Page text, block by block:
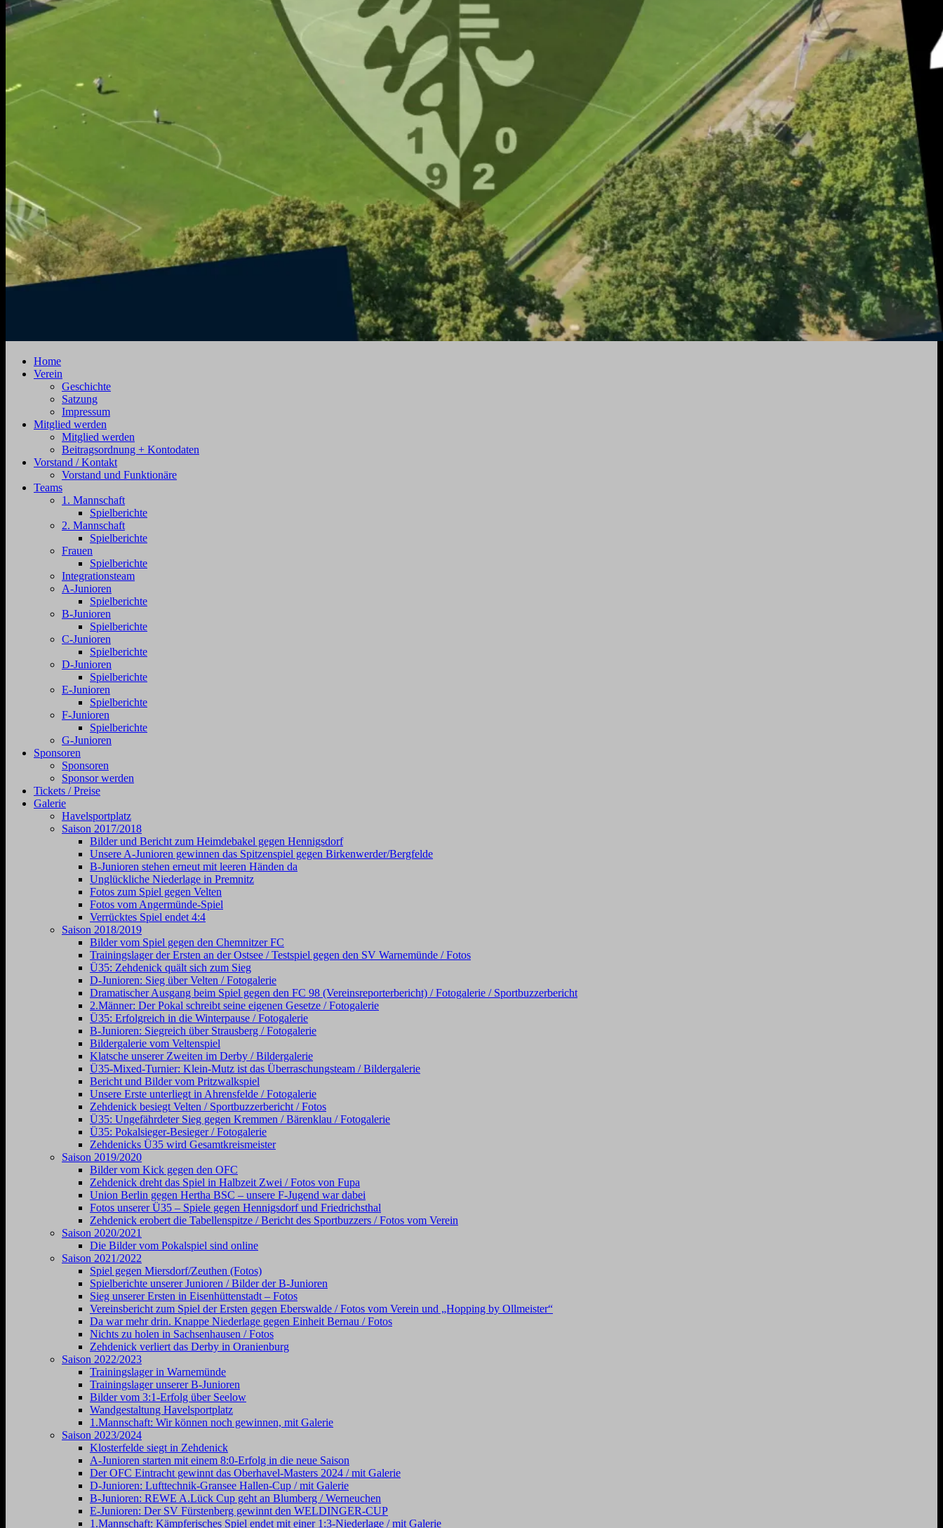
Zehdenick
Jahnstraße
Zehdenick
Home
Verein
Geschichte
Satzung
Impressum
Mitglied werden
Mitglied werden
Beitragsordnung + Kontodaten
Vorstand / Kontakt
Vorstand und Funktionäre
Teams
1. Mannschaft
Spielberichte
2. Mannschaft
Spielberichte
Frauen
Spielberichte
Integrationsteam
A-Junioren
Spielberichte
B-Junioren
Spielberichte
C-Junioren
Spielberichte
D-Junioren
Spielberichte
E-Junioren
Spielberichte
F-Junioren
Spielberichte
G-Junioren
Sponsoren
Sponsoren
Sponsor werden
Tickets / Preise
Galerie
Havelsportplatz
Saison 2017/2018
Bilder und Bericht zum Heimdebakel gegen Hennigsdorf
Unsere A-Junioren gewinnen das Spitzenspiel gegen Birkenwerder/Bergfelde
B-Junioren stehen erneut mit leeren Händen da
Unglückliche Niederlage in Premnitz
Fotos zum Spiel gegen Velten
Fotos vom Angermünde-Spiel
Verrücktes Spiel endet 4:4
Saison 2018/2019
Bilder vom Spiel gegen den Chemnitzer FC
Trainingslager der Ersten an der Ostsee / Testspiel gegen den SV Warnemünde / Fotos
Ü35: Zehdenick quält sich zum Sieg
D-Junioren: Sieg über Velten / Fotogalerie
Dramatischer Ausgang beim Spiel gegen den FC 98 (Vereinsreporterbericht) / Fotogalerie / Sportbuzzerbericht
2.Männer: Der Pokal schreibt seine eigenen Gesetze / Fotogalerie
Ü35: Erfolgreich in die Winterpause / Fotogalerie
B-Junioren: Siegreich über Strausberg / Fotogalerie
Bildergalerie vom Veltenspiel
Klatsche unserer Zweiten im Derby / Bildergalerie
Ü35-Mixed-Turnier: Klein-Mutz ist das Überraschungsteam / Bildergalerie
Bericht und Bilder vom Pritzwalkspiel
Unsere Erste unterliegt in Ahrensfelde / Fotogalerie
Zehdenick besiegt Velten / Sportbuzzerbericht / Fotos
Ü35: Ungefährdeter Sieg gegen Kremmen / Bärenklau / Fotogalerie
Ü35: Pokalsieger-Besieger / Fotogalerie
Zehdenicks Ü35 wird Gesamtkreismeister
Saison 2019/2020
Bilder vom Kick gegen den OFC
Zehdenick dreht das Spiel in Halbzeit Zwei / Fotos von Fupa
Union Berlin gegen Hertha BSC – unsere F-Jugend war dabei
Fotos unserer Ü35 – Spiele gegen Hennigsdorf und Friedrichsthal
Zehdenick erobert die Tabellenspitze / Bericht des Sportbuzzers / Fotos vom Verein
Saison 2020/2021
Die Bilder vom Pokalspiel sind online
Saison 2021/2022
Spiel gegen Miersdorf/Zeuthen (Fotos)
Spielberichte unserer Junioren / Bilder der B-Junioren
Sieg unserer Ersten in Eisenhüttenstadt – Fotos
Vereinsbericht zum Spiel der Ersten gegen Eberswalde / Fotos vom Verein und „Hopping by Ollmeister“
Da war mehr drin. Knappe Niederlage gegen Einheit Bernau / Fotos
Nichts zu holen in Sachsenhausen / Fotos
Zehdenick verliert das Derby in Oranienburg
Saison 2022/2023
Trainingslager in Warnemünde
Trainingslager unserer B-Junioren
Bilder vom 3:1-Erfolg über Seelow
Wandgestaltung Havelsportplatz
1.Mannschaft: Wir können noch gewinnen, mit Galerie
Saison 2023/2024
Klosterfelde siegt in Zehdenick
A-Junioren starten mit einem 8:0-Erfolg in die neue Saison
Der OFC Eintracht gewinnt das Oberhavel-Masters 2024 / mit Galerie
D-Junioren: Lufttechnik-Gransee Hallen-Cup / mit Galerie
B-Junioren: REWE A.Lück Cup geht an Blumberg / Werneuchen
E-Junioren: Der SV Fürstenberg gewinnt den WELDINGER-CUP
1.Mannschaft: Kämpferisches Spiel endet mit einer 1:3-Niederlage / mit Galerie